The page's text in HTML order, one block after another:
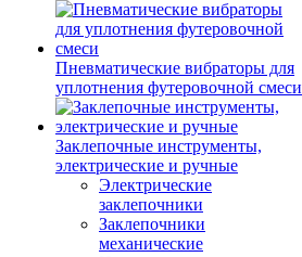
Пневматические вибраторы для
уплотнения футеровочной смеси
Заклепочные инструменты,
электрические и ручные
Электрические
заклепочники
Заклепочники
механические